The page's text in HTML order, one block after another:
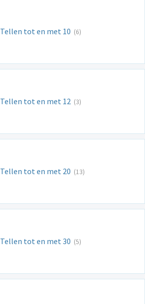
Tellen tot en met 10 (6)
Tellen tot en met 12 (3)
Tellen tot en met 20 (13)
Tellen tot en met 30 (5)